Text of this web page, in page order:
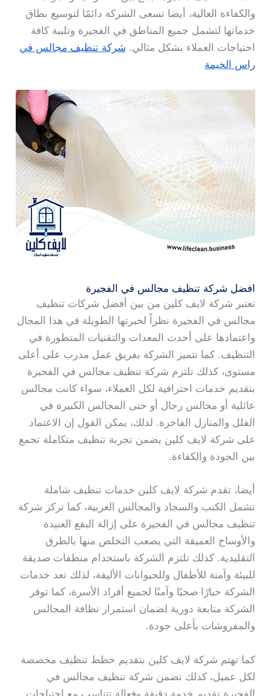
والكفاءة العالية، أيضا تسعى الشركة دائمًا لتوسيع نطاق
خدماتها لتشمل جميع المناطق في الفجيرة وتلبية كافة
احتياجات العملاء بشكل مثالي. شركة تنظيف مجالس في
راس الخيمة
افضل شركة تنظيف مجالس في الفجيرة
تعتبر شركة لايف كلين من بين أفضل شركات تنظيف
مجالس في الفجيرة نظراً لخبرتها الطويلة في هذا المجال
واعتمادها على أحدث المعدات والتقنيات المتطورة في
التنظيف. كما تتميز الشركة بفريق عمل مدرب على أعلى
مستوى، كذلك تلتزم شركة تنظيف مجالس في الفجيرة
بتقديم خدمات احترافية لكل العملاء، سواء كانت مجالس
عائلية أو مجالس رجال أو حتى المجالس الكبيرة في
الفلل والمنازل الفاخرة. لذلك، يمكن القول إن الاعتماد
على شركة لايف كلين يضمن تجربة تنظيف متكاملة تجمع
بين الجودة والكفاءة.
أيضا، تقدم شركة لايف كلين خدمات تنظيف شاملة
تشمل الكنب والسجاد والمجالس العربية، كما تركز شركة
تنظيف مجالس في الفجيرة على إزالة البقع العنيدة
والأوساخ العميقة التي يصعب التخلص منها بالطرق
التقليدية. كذلك تلتزم الشركة باستخدام منظفات صديقة
للبيئة وآمنة للأطفال وللحيوانات الأليفة، لذلك تعد خدمات
الشركة خيارًا صحيًا وآمنًا لجميع أفراد الأسرة، كما توفر
الشركة متابعة دورية لضمان استمرار نظافة المجالس
والمفروشات بأعلى جودة.
كما تهتم شركة لايف كلين بتقديم خطط تنظيف مخصصة
لكل عميل، كذلك تضمن شركة تنظيف مجالس في
الفجيرة تقديم خدمة دقيقة وفعالة تتناسب مع احتياجات